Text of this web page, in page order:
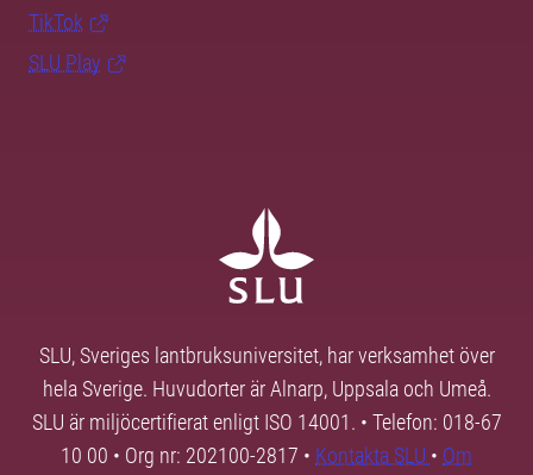
TikTok
SLU Play
SLU, Sveriges lantbruksuniversitet, har verksamhet över
hela Sverige. Huvudorter är Alnarp, Uppsala och Umeå.
SLU är miljöcertifierat enligt ISO 14001. • Telefon: 018-67
10 00 • Org nr: 202100-2817 • Kontakta SLU • Om